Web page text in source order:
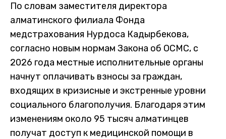
По словам заместителя директора
алматинского филиала Фонда
медстрахования Нурдоса Кадырбекова,
согласно новым нормам Закона об ОСМС, с
2026 года местные исполнительные органы
начнут оплачивать взносы за граждан,
входящих в кризисные и экстренные уровни
социального благополучия. Благодаря этим
изменениям около 95 тысяч алматинцев
получат доступ к медицинской помощи в